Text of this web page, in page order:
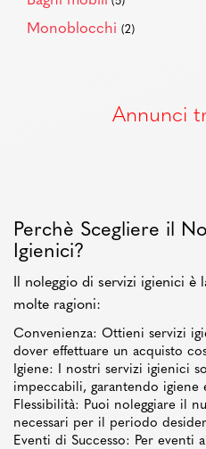
Monoblocchi (2)
Annunci
Perchè Scegliere il
Igienici?
Il noleggio di servizi igienici è
molte ragioni:
Convenienza: Ottieni servizi
dover effettuare un acquisto
Igiene: I nostri servizi igienici
impeccabili, garantendo igiene
Flessibilità: Puoi noleggiare il
necessari per il periodo
Eventi di Successo: Per eventi